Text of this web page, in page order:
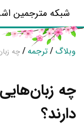
شبکه مترجمین
وبلاگ /ترجمه/ چه
چه
دارند؟